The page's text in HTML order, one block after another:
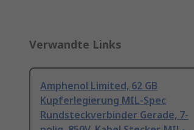
Verwandte Links
Amphenol Limited, 62 GB
Kupferlegierung MIL-Spec
Rundsteckverbinder Gerade, 7-